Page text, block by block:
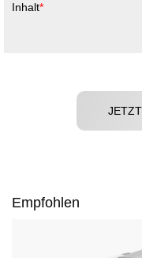
Inhalt
Empfohlen